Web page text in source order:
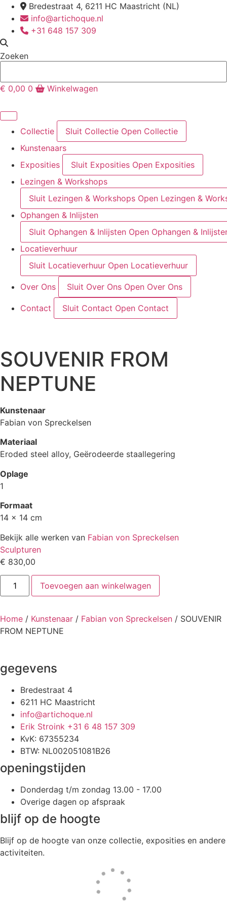
naar
inhoud
Bredestraat 4, 6211 HC Maastricht (NL)
info@artichoque.nl
+31 648 157 309
Zoeken
€ 0,00 0 Winkelwagen
Collectie Sluit Collectie Open Collectie
Kunstenaars
Exposities
Sluit Exposities Open Exposities
Lezingen & Workshops
Sluit Lezingen & Workshops Open Lezingen &
Ophangen & Inlijsten
Sluit Ophangen & Inlijsten Open Ophangen &
Locatieverhuur
Sluit Locatieverhuur Open Locatieverhuur
Over Ons Sluit Over Ons Open Over Ons
Contact Sluit Contact Open Contact
SOUVENIR FROM
NEPTUNE
Kunstenaar
Fabian von Spreckelsen
Materiaal
Eroded steel alloy, Geërodeerde staallegering
Oplage
1
Formaat
14 x 14 cm
Bekijk alle werken van Fabian von Spreckelsen
Sculpturen
€ 830,00
SOUVENIR
FROM
NEPTUNE
Toevoegen aan winkelwagen
Home / Kunstenaar / Fabian von Spreckelsen / SOUVENIR
FROM NEPTUNE
gegevens
Bredestraat 4
6211 HC Maastricht
info@artichoque.nl
Erik Stroink +31 6 48 157 309
KvK: 67355234
BTW: NL002051081B26
openingstijden
Donderdag t/m zondag 13.00 - 17.00
Overige dagen op afspraak
blijf op de hoogte
Blijf op de hoogte van onze collectie, exposities en andere
activiteiten.